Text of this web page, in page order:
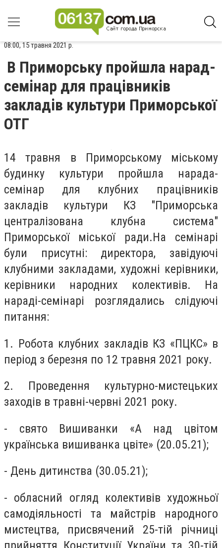
08:00, 15 травня 2021 р.
В Приморську пройшла нарад-
семінар для працівників
закладів культури Приморської
ОТГ
14 травня в Приморському міському
будинку культури пройшла нарада-
семінар для клубних працівників
закладів культури КЗ "Приморська
централізована клубна система"
Приморської міської ради.На семінарі
були присутні: директора, завідуючі
клубними закладами, художні керівники,
керівники народних колективів. На
нараді-семінарі розглядались слідуючі
питання:
1. Робота клубних закладів КЗ «ПЦКС» в
період з березня по 12 травня 2021 року.
2. Проведення культурно-мистецьких
заходів в травні-червні 2021 року.
- свято Вишиванки «А над цвітом
українська вишиванка цвіте» (20.05.21);
- День дитинства (30.05.21);
- обласний огляд колективів художньої
самодіяльності та майстрів народного
мистецтва, присвячений 25-тій річниці